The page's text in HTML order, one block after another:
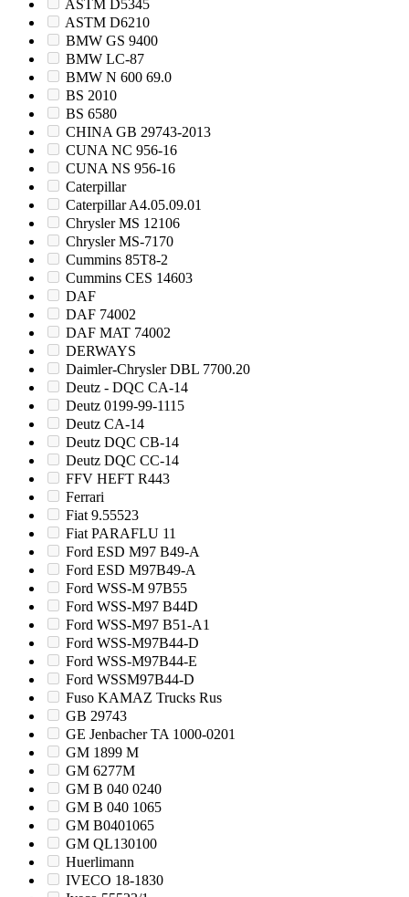
ASTM D5345
ASTM D6210
BMW GS 9400
BMW LC-87
BMW N 600 69.0
BS 2010
BS 6580
CHINA GB 29743-2013
CUNA NC 956-16
CUNA NS 956-16
Caterpillar
Caterpillar A4.05.09.01
Chrysler MS 12106
Chrysler MS-7170
Cummins 85T8-2
Cummins CES 14603
DAF
DAF 74002
DAF MAT 74002
DERWAYS
Daimler-Chrysler DBL 7700.20
Deutz - DQC CA-14
Deutz 0199-99-1115
Deutz CA-14
Deutz DQC CB-14
Deutz DQC CC-14
FFV HEFT R443
Ferrari
Fiat 9.55523
Fiat PARAFLU 11
Ford ESD M97 B49-A
Ford ESD M97B49-A
Ford WSS-M 97B55
Ford WSS-M97 B44D
Ford WSS-M97 B51-A1
Ford WSS-M97B44-D
Ford WSS-M97B44-E
Ford WSSM97B44-D
Fuso KAMAZ Trucks Rus
GB 29743
GE Jenbacher TA 1000-0201
GM 1899 M
GM 6277M
GM B 040 0240
GM B 040 1065
GM B0401065
GM QL130100
Huerlimann
IVECO 18-1830